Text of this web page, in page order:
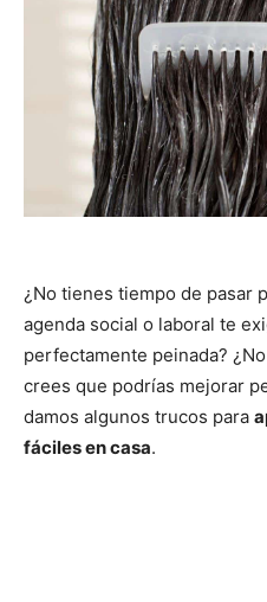
¿No tienes tiempo de pasar
agenda social o laboral te
perfectamente peinada?
crees que podrías mejorar
damos algunos trucos para
fáciles en casa.